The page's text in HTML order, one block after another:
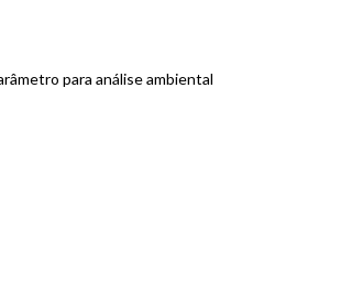
para análise ambiental